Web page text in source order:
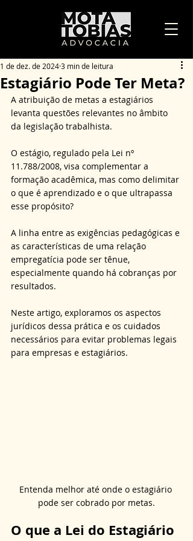
Estagiário Pode Ter Meta?
1 de dez. de 20243 min de leitura
A atribuição de metas a estagiários
levanta questões relevantes no âmbito
da legislação trabalhista.
O estágio, regulado pela Lei nº
11.788/2008, visa complementar a
formação acadêmica, mas como delimitar
o que é aprendizado e o que ultrapassa
esse propósito?
A linha entre as exigências pedagógicas e
as características de uma relação
empregatícia pode ser tênue,
especialmente quando há cobranças por
resultados.
Neste artigo, exploramos os aspectos
jurídicos dessa prática e os cuidados
necessários para evitar problemas legais
para empresas e estagiários.
Entenda melhor até onde o estagiário
pode ser cobrado por metas.
O que a Lei do Estagiário